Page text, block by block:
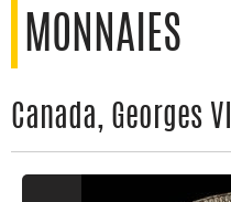
MONNAIES
Canada, Georges